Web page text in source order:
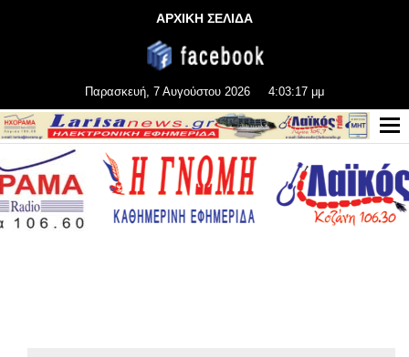
ΑΡΧΙΚΗ ΣΕΛΙΔΑ
Παρασκευή, 7 Αυγούστου 2026 4:03:17 μμ